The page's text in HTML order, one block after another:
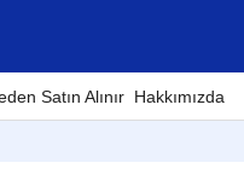
Satın Alınır Hakkımızda